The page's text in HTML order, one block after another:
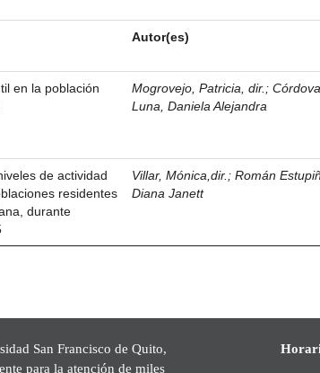
Autor(es)
en la población
Mogrovejo, Patricia, dir. ;Córdova
Luna, Daniela Alejandra
de actividad
residentes
durante
Villar, Mónica,dir. ;Román
Diana Janett
San Francisco de Quito,
para la atención de miles